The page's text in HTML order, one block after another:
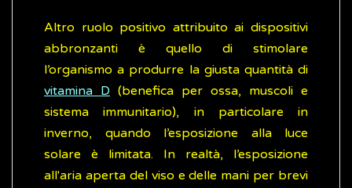
Altro ruolo positivo attribuito ai dispositivi
abbronzanti è quello di stimolare
l’organismo a produrre la giusta quantità di
vitamina D (benefica per ossa, muscoli e
sistema immunitario), in particolare in
inverno, quando l’esposizione alla luce
solare è limitata. In realtà, l’esposizione
all'aria aperta del viso e delle mani per brevi